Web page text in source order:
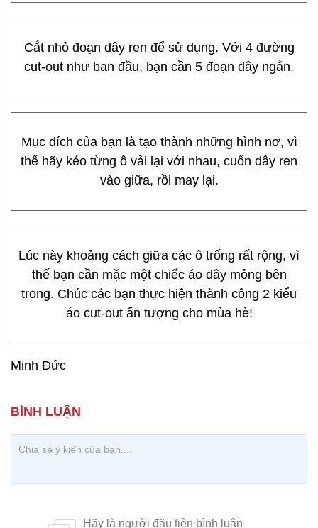
Cắt nhỏ đoạn dây ren để sử dụng. Với 4 đường
cut-out như ban đầu, bạn cần 5 đoạn dây ngắn.
Mục đích của bạn là tạo thành những hình nơ, vì
thế hãy kéo từng ô vải lại với nhau, cuốn dây ren
vào giữa, rồi may lại.
Lúc này khoảng cách giữa các ô trống rất rộng, vì
thế bạn cần mặc một chiếc áo dây mỏng bên
trong. Chúc các bạn thực hiện thành công 2 kiểu
áo cut-out ấn tượng cho mùa hè!
Minh Đức